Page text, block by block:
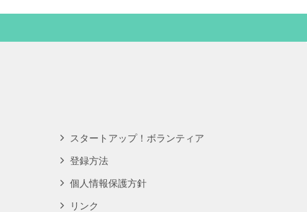
スタートアップ！ボランティア
登録方法
個人情報保護方針
リンク